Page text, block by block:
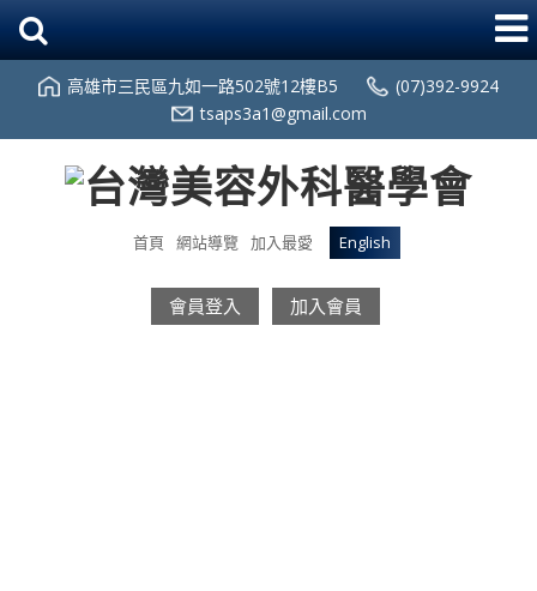
高雄市三民區九如一路502號12樓B5
(07)392-9924
tsaps3a1@gmail.com
首頁 網站導覽 加入最愛 English
會員登入 加入會員